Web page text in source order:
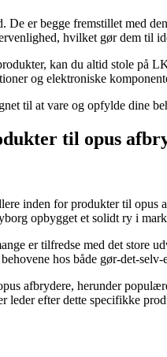
De er begge fremstillet med
hvilket gør dem til
kan du altid stole på
og elektroniske
til at vare og opfylde dine
til opus
inden for produkter til
opbygget et solidt ry i
er tilfredse med det store
hos både gør-det-
afbrydere, herunder
leder efter dette specifikke